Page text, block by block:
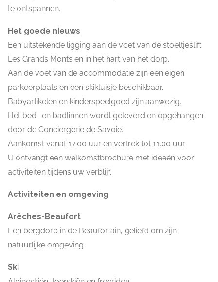
te ontspannen.
Het goede nieuws
Een uitstekende ligging aan de voet van de stoeltjeslift
Les Grands Monts en in het hart van het dorp.
Aan de voet van de accommodatie zijn een eigen
parkeerplaats en een skikluisje beschikbaar.
Babyartikelen en kinderspeelgoed zijn aanwezig.
Het bed- en badlinnen wordt geleverd en opgehangen
door de Conciergerie de Savoie.
Aankomst vanaf 17.00 uur en vertrek tot 11.00 uur
U ontvangt een welkomstbrochure met ideeën voor
activiteiten tijdens uw verblijf.
Activiteiten en omgeving
Arêches-Beaufort
Een bergdorp in de Beaufortain, geliefd om zijn
natuurlijke omgeving.
Ski